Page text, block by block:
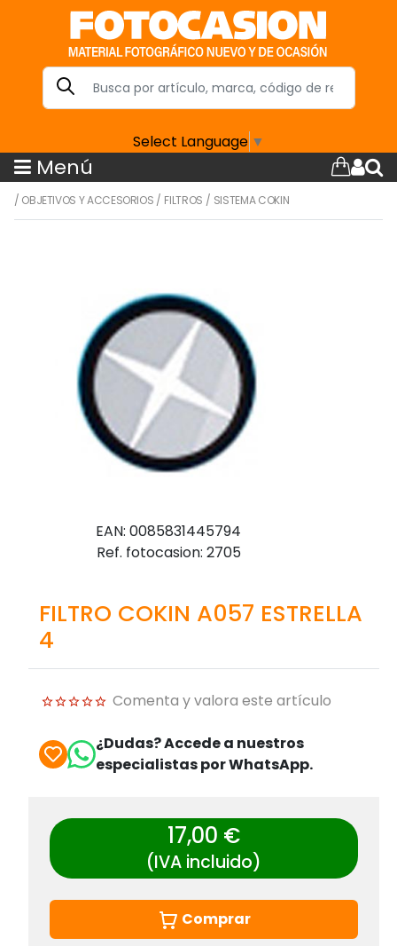
Select Language ▼
Menú
/ OBJETIVOS Y ACCESORIOS / FILTROS / SISTEMA COKIN
EAN: 0085831445794
Ref. fotocasion: 2705
FILTRO COKIN A057 ESTRELLA
4
Comenta y valora este artículo
¿Dudas? Accede a nuestros
especialistas por WhatsApp.
17,00 €
(IVA incluido)
Comprar